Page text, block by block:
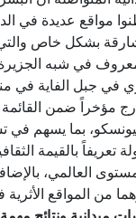
مواقع عديدة في
بشكل خاص
في شبه الجزيرة
في جبل الفاية في
مؤخراً ضمن القائمة
بما يسهم في
تعريفاً بالقيمة
العالمي،
من المواقع الأثرية